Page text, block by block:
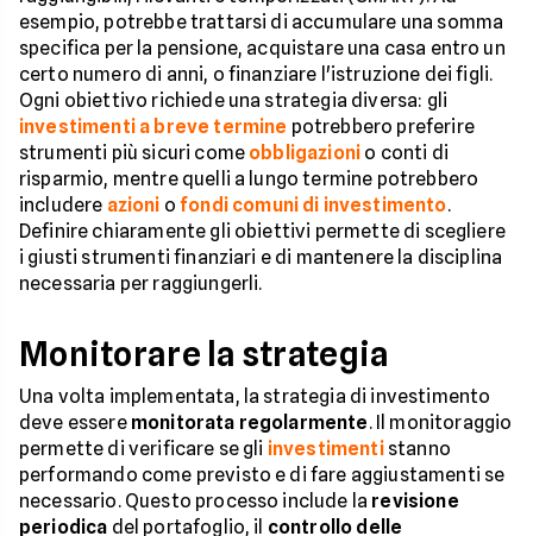
esempio, potrebbe trattarsi di accumulare una somma
specifica per la pensione, acquistare una casa entro un
certo numero di anni, o finanziare l'istruzione dei figli.
Ogni obiettivo richiede una strategia diversa: gli
investimenti a breve termine potrebbero preferire
strumenti più sicuri come obbligazioni o conti di
risparmio, mentre quelli a lungo termine potrebbero
includere azioni ofondi comuni di investimento.
Definire chiaramente gli obiettivi permette di scegliere
i giusti strumenti finanziari e di mantenere la disciplina
necessaria per raggiungerli.
Monitorare la strategia
Una volta implementata, la strategia di investimento
deve essere monitorata regolarmente. Il monitoraggio
permette di verificare se gli investimentistanno
performando come previsto e di fare aggiustamenti se
necessario. Questo processo include la revisione
periodica del portafoglio, il controllo delle